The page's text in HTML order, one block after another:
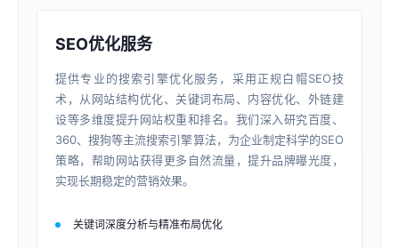
SEO优化服务
提供专业的搜索引擎优化服务，采用正规白帽SEO技
术，从网站结构优化、关键词布局、内容优化、外链建
设等多维度提升网站权重和排名。我们深入研究百度、
360、搜狗等主流搜索引擎算法，为企业制定科学的SEO
策略，帮助网站获得更多自然流量，提升品牌曝光度，
实现长期稳定的营销效果。
关键词深度分析与精准布局优化